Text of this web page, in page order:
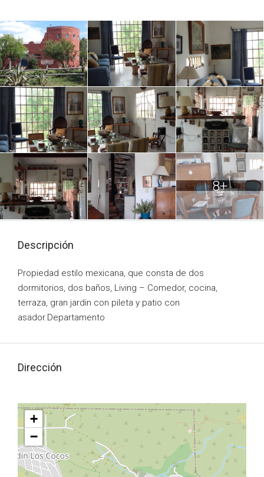
8+
Descripción
Propiedad estilo mexicana, que consta de dos
dormitorios, dos baños, Living – Comedor, cocina,
terraza, gran jardin con pileta y patio con
asador.Departamento
Dirección
+
−